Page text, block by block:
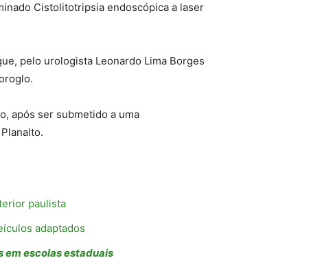
Cistolitotripsia endoscópica a laser
pelo urologista Leonardo Lima Borges
após ser submetido a uma
paulista
adaptados
em escolas estaduais